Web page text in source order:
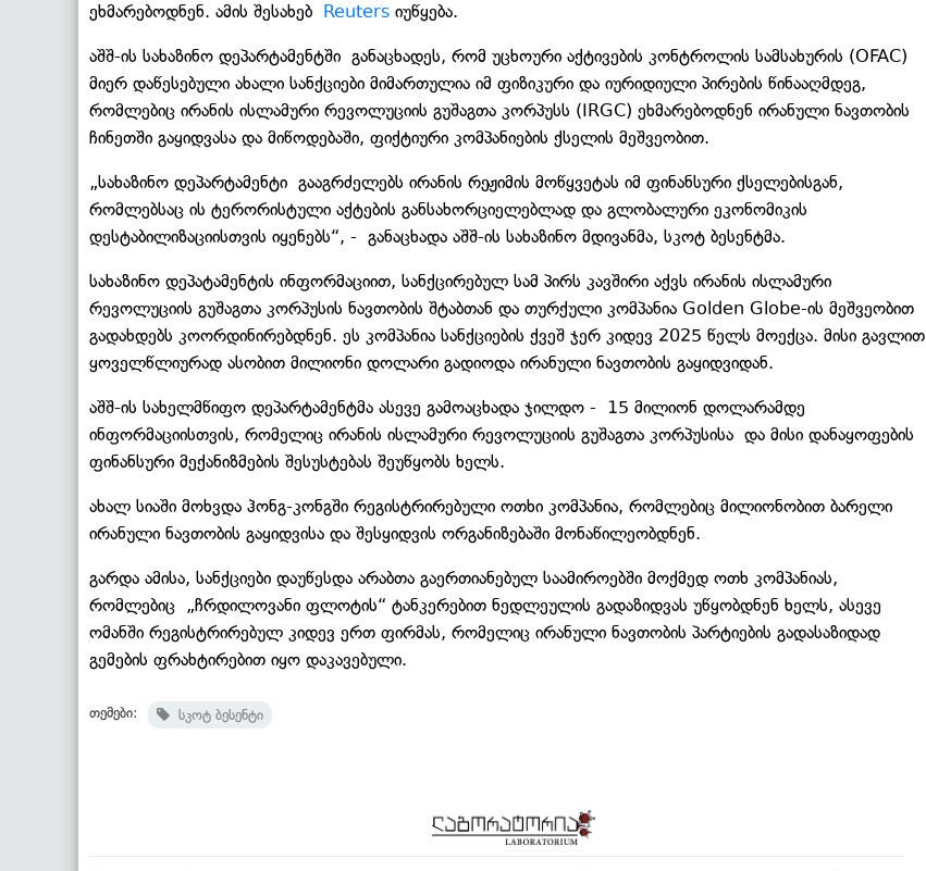
ეხმარებოდნენ. ამის შესახებ
Reuters იუწყება.
აშშ-ის სახაზინო დეპარტამენტში განაცხადეს, რომ უცხოური აქტივების კონტროლის სამსახურის (OFAC)
მიერ დაწესებული ახალი სანქციები მიმართულია იმ ფიზიკური და იურიდიული პირების წინააღმდეგ,
რომლებიც ირანის ისლამური რევოლუციის გუშაგთა კორპუსს (IRGC) ეხმარებოდნენ ირანული ნავთობის
ჩინეთში გაყიდვასა და მიწოდებაში, ფიქტიური კომპანიების ქსელის მეშვეობით.
„სახაზინო დეპარტამენტი გააგრძელებს ირანის რეჟიმის მოწყვეტას იმ ფინანსური ქსელებისგან,
რომლებსაც ის ტერორისტული აქტების განსახორციელებლად და გლობალური ეკონომიკის
დესტაბილიზაციისთვის იყენებს“, - განაცხადა აშშ-ის სახაზინო მდივანმა, სკოტ ბესენტმა.
სახაზინო დეპატამენტის ინფორმაციით, სანქცირებულ სამ პირს კავშირი აქვს ირანის ისლამური
რევოლუციის გუშაგთა კორპუსის ნავთობის შტაბთან და თურქული კომპანია Golden Globe-ის მეშვეობით
გადახდებს კოორდინირებდნენ. ეს კომპანია სანქციების ქვეშ ჯერ კიდევ 2025 წელს მოექცა. მისი გავლით
ყოველწლიურად ასობით მილიონი დოლარი გადიოდა ირანული ნავთობის გაყიდვიდან.
აშშ-ის სახელმწიფო დეპარტამენტმა ასევე გამოაცხადა ჯილდო - 15 მილიონ დოლარამდე
ინფორმაციისთვის, რომელიც ირანის ისლამური რევოლუციის გუშაგთა კორპუსისა და მისი დანაყოფების
ფინანსური მექანიზმების შესუსტებას შეუწყობს ხელს.
ახალ სიაში მოხვდა ჰონგ-კონგში რეგისტრირებული ოთხი კომპანია, რომლებიც მილიონობით ბარელი
ირანული ნავთობის გაყიდვისა და შესყიდვის ორგანიზებაში მონაწილეობდნენ.
გარდა ამისა, სანქციები დაუწესდა არაბთა გაერთიანებულ საამიროებში მოქმედ ოთხ კომპანიას,
რომლებიც „ჩრდილოვანი ფლოტის“ ტანკერებით ნედლეულის გადაზიდვას უწყობდნენ ხელს, ასევე
ომანში რეგისტრირებულ კიდევ ერთ ფირმას, რომელიც ირანული ნავთობის პარტიების გადასაზიდად
გემების ფრახტირებით იყო დაკავებული.
თემები: სკოტ ბესენტი